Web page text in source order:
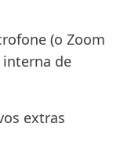
(o Zoom
de
extras